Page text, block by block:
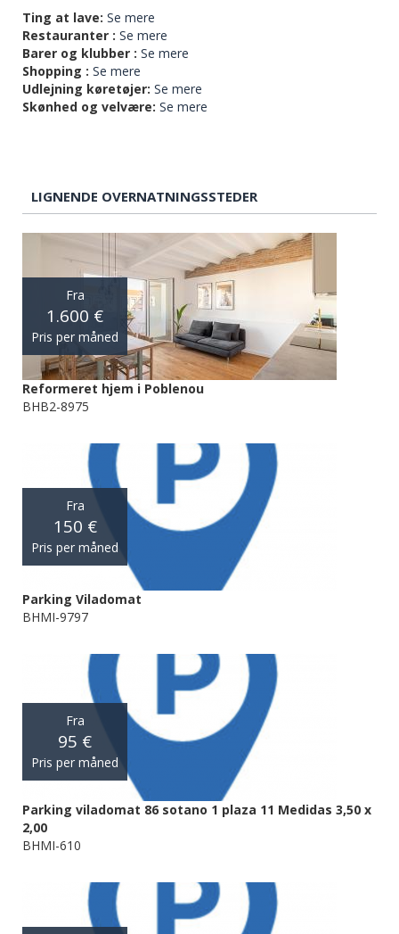
Ting at lave: Se mere
Restauranter : Se mere
Barer og klubber : Se mere
Shopping : Se mere
Udlejning køretøjer: Se mere
Skønhed og velvære: Se mere
LIGNENDE OVERNATNINGSSTEDER
Fra
1.600 €
Pris per måned
Reformeret hjem i Poblenou
BHB2-8975
Fra
150 €
Pris per måned
Parking Viladomat
BHMI-9797
Fra
95 €
Pris per måned
Parking viladomat 86 sotano 1 plaza 11 Medidas 3,50 x
2,00
BHMI-610